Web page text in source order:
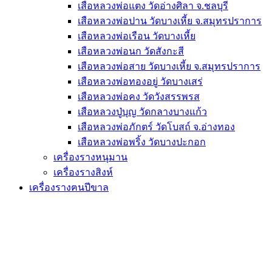
เสือหลวงพ่อแตง วัดอ่างศิลา จ.ชลบุรี
เสือหลวงพ่อปาน วัดบางเหี้ย จ.สมุทรปราการ
เสือหลวงพ่อเรือน วัดบางเหี้ย
เสือหลวงพ่อนก วัดสังกะสี
เสือหลวงพ่อสาย วัดบางเหี้ย จ.สมุทรปราการ
เสือหลวงพ่อทองอยู่ วัดบางเสร่
เสือหลวงพ่อคง วัดวังสรรพรส
เสือหลวงปู่บุญ วัดกลางบางแก้ว
เสือหลวงพ่อภักตร์ วัดโบสถ์ จ.อ่างทอง
เสือหลวงพ่อพริ้ง วัดบางปะกอก
เครื่องรางหนุมาน
เครื่องรางสิงห์
เครื่องรางฅนปีขาล